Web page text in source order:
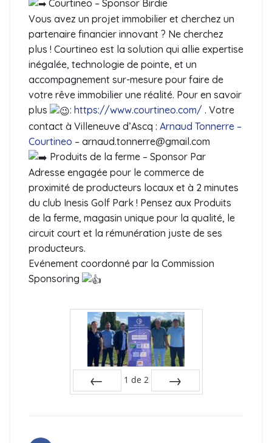
Courtineo – Sponsor Birdie
Vous avez un projet immobilier et cherchez un
partenaire financier innovant ? Ne cherchez
plus ! Courtineo est la solution qui allie expertise
inégalée, technologie de pointe, et un
accompagnement sur-mesure pour faire de
votre rêve immobilier une réalité. Pour en savoir
plus
: https://www.courtineo.com/ . Votre
contact à Villeneuve d’Ascq : Arnaud Tonnerre –
Courtineo – arnaud.tonnerre@gmail.com
Produits de la ferme – Sponsor Par
Adresse engagée pour le commerce de
proximité de producteurs locaux et à 2 minutes
du club Inesis Golf Park ! Pensez aux Produits
de la ferme, magasin unique pour la qualité, le
circuit court et la rémunération juste de ses
producteurs.
Evénement coordonné par la Commission
Sponsoring
1 de 2